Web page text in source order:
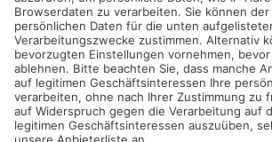
HAIBACH/RÖLLBACH.In der Landesliga
Haibach heute mit zahlreichen Zuschauern
Röllbach. Beide Mannschaften tummeln
Tabellenmittelfeld – für die Haibacher
letzten Aufeinandertreffen konnte sich die
zu zwei durchsetzen. Heute scheint für
möglich.